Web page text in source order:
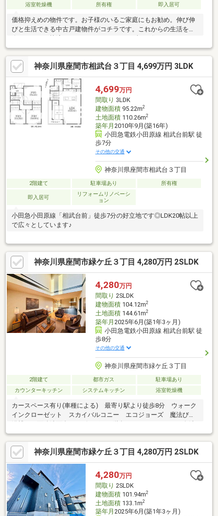
浴室乾燥機 所有権 即入居可
価格抑えめの物件です。お子様のいるご家庭にもお勧め。伸び伸
びと生活できる中古戸建物件がコチラです。これからの生活を、
今までよりも快適なものにしませんか。まずはお住まいをよりよ
いものにしていきましょう。
神奈川県座間市相武台３丁目 4,699万円 3LDK
4,699万円
間取り 3LDK
建物面積95.22m2
土地面積110.26m2
築年月 2010年9月(築16年)
小田急電鉄小田原線 相武台前駅 徒
歩7分
その他の交通
神奈川県座間市相武台３丁目
2階建て 駐車場あり 所有権
即入居可
リフォームリノベーシ
ョン
小田急小田原線「相武台前」徒歩7分の好立地です◎LDK20帖以上
で広々としています♪
神奈川県座間市緑ケ丘３丁目 4,280万円 2SLDK
4,280万円
間取り 2SLDK
建物面積104.12m2
土地面積144.61m2
築年月 2025年6月(築1年3ヶ月)
小田急電鉄小田原線 相武台前駅 徒
歩8分
その他の交通
神奈川県座間市緑ケ丘３丁目
2階建て 都市ガス
駐車場あり
カウンターキッチン
システムキッチン 浴室乾燥機
カースペース有り(車種による) 最寄り駅より徒歩8分 ウォーク
インクローゼット スカイバルコニー エコジョーズ 魔法びん
浴槽 三面鏡洗面台 リビングイン階段 シャワートイレ 食洗
機 浄水器 都市ガス
神奈川県座間市緑ケ丘３丁目 4,280万円 2SLDK
4,280万円
間取り 2SLDK
建物面積101.94m2
土地面積133.1m2
築年月 2025年6月(築1年3ヶ月)